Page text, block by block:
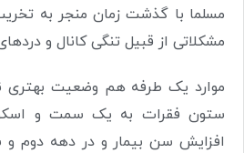
مسلما با گذشت زمان منجر به
مشکلاتی از قبیل تنگی کانال و
موارد یک طرفه هم وضعیت بهتری
ستون فقرات به یک سمت و
افزایش سن بیمار و در دهه دوم و